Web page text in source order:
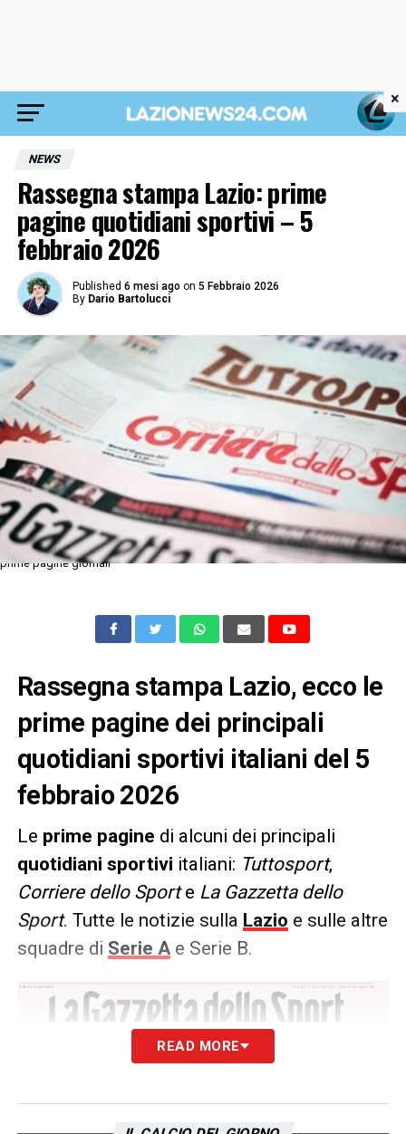
NEWS
Rassegna stampa Lazio: prime
pagine quotidiani sportivi – 5
febbraio 2026
Published 6 mesi ago on 5 Febbraio 2026
By Dario Bartolucci
prime pagine giornali
Rassegna stampa Lazio, ecco le
prime pagine dei principali
quotidiani sportivi italiani del 5
febbraio 2026
Le prime pagine di alcuni dei principali
quotidiani sportivi italiani: Tuttosport,
Corriere dello Sporte La Gazzetta dello
Sport. Tutte le notizie sulla Lazio e sulle altre
squadre di Serie Ae Serie B.
READ MORE
×